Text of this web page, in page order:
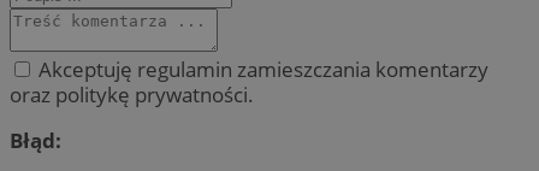
Akceptuję regulamin zamieszczania komentarzy
oraz politykę prywatności.
Błąd: